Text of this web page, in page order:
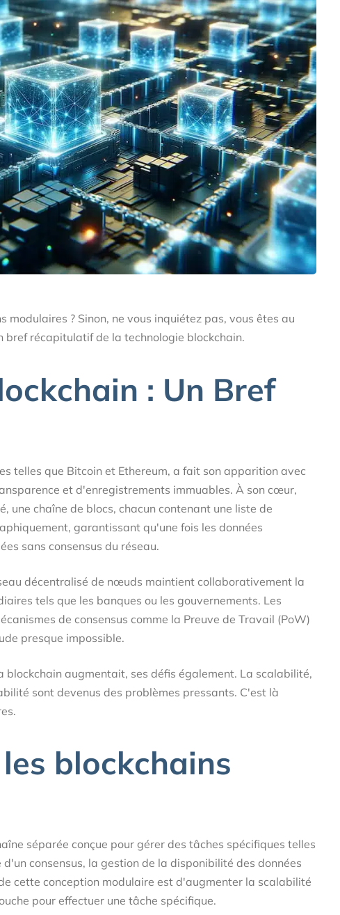
? Sinon, ne vous inquiétez pas, vous êtes au
récapitulatif de la technologie blockchain.
: Un Bref
telles que Bitcoin et Ethereum, a fait son apparition avec
et d'enregistrements immuables. À son cœur,
une chaîne de blocs, chacun contenant une liste de
garantissant qu'une fois les données
sans consensus du réseau.
décentralisé de nœuds maintient collaborativement la
tels que les banques ou les gouvernements. Les
de consensus comme la Preuve de Travail (PoW)
presque impossible.
blockchain augmentait, ses défis également. La scalabilité,
sont devenus des problèmes pressants. C'est là
blockchains
séparée conçue pour gérer des tâches spécifiques telles
consensus, la gestion de la disponibilité des données
cette conception modulaire est d'augmenter la scalabilité
pour effectuer une tâche spécifique.